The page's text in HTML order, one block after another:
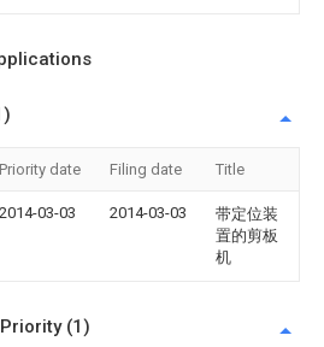
Priority date Filing date Title
2014-03-03 2014-03-03
带定位装
置的剪板
机
(1)